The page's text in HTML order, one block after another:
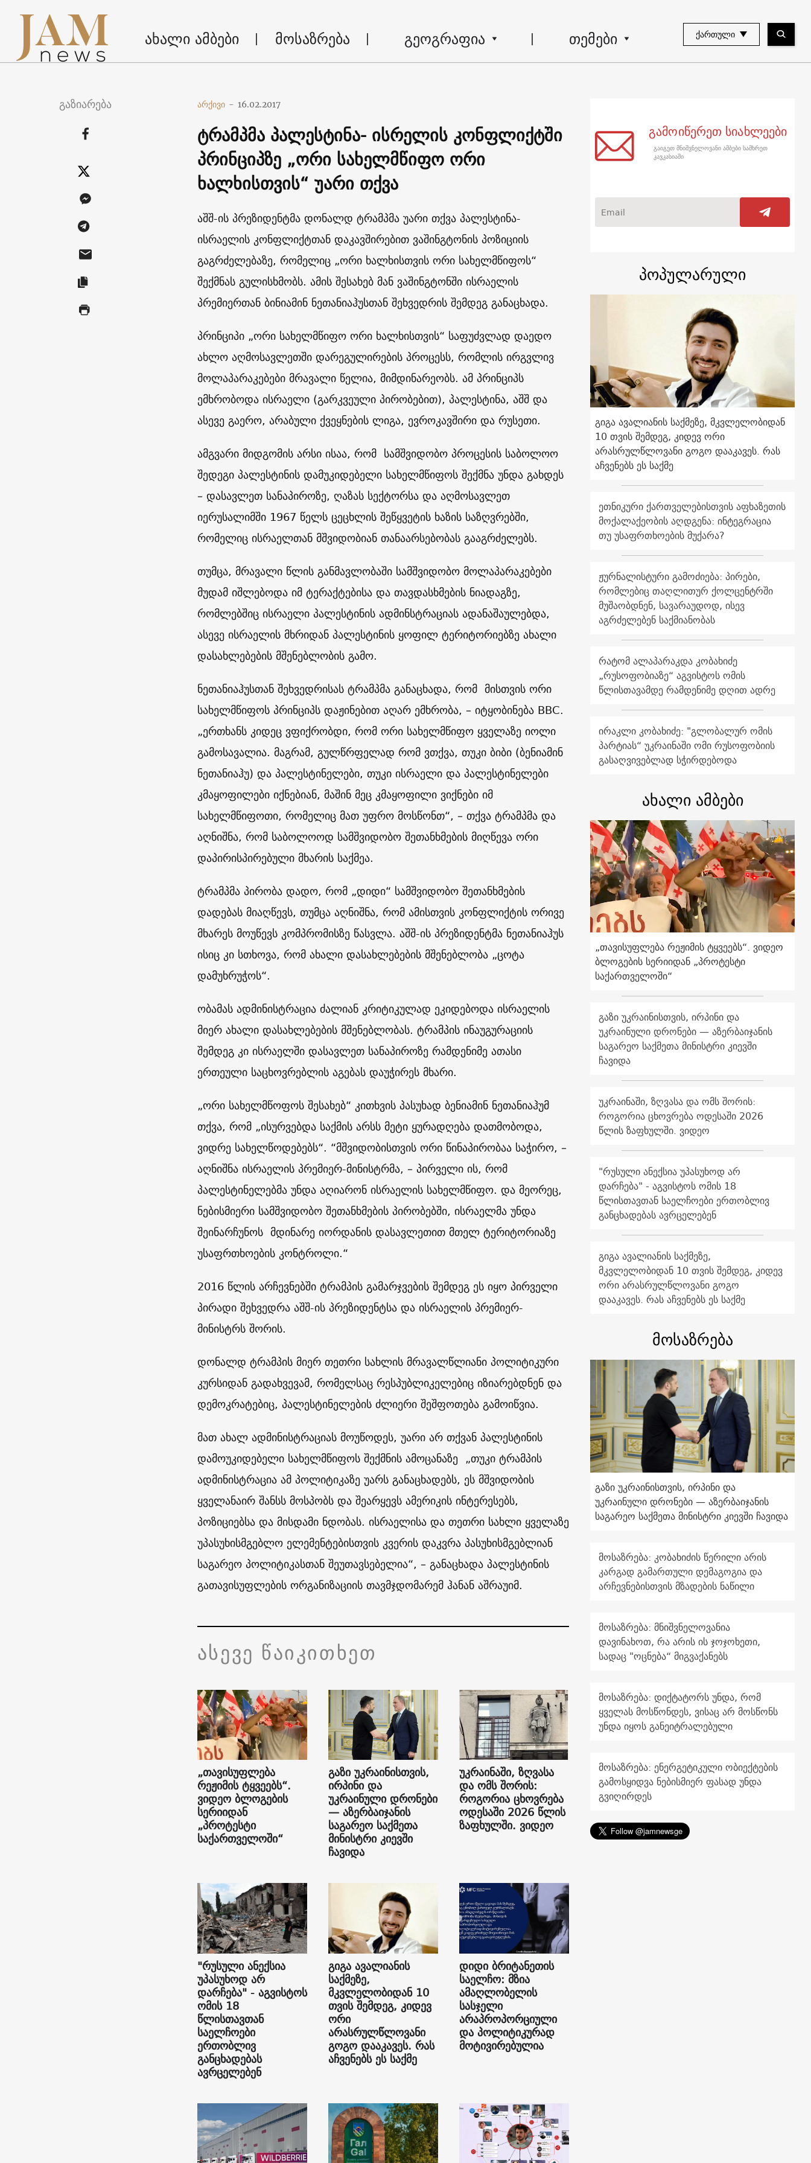
ახალი ამბები მოსაზრება გეოგრაფია თემები ᲥᲐᲠᲗᲣᲚᲘ
გაზიარება არქივი - 16.02.2017
ტრამპმა პალესტინა- ისრელის კონფლიქტში
პრინციპზე „ორი სახელმწიფო ორი
ხალხისთვის“ უარი თქვა
აშშ-ის პრეზიდენტმა დონალდ ტრამპმა უარი თქვა პალესტინა-
ისრაელის კონფლიქტთან დაკავშირებით ვაშინგტონის პოზიციის
გაგრძელებაზე, რომელიც „ორი ხალხისთვის ორი სახელმწიფოს“
შექმნას გულისხმობს. ამის შესახებ მან ვაშინგტონში ისრაელის
პრემიერთან ბინიამინ ნეთანიაჰუსთან შეხვედრის შემდეგ განაცხადა.
პრინციპი „ორი სახელმწიფო ორი ხალხისთვის“ საფუძვლად დაედო
ახლო აღმოსავლეთში დარეგულირების პროცესს, რომლის ირგვლივ
მოლაპარაკებები მრავალი წელია, მიმდინარეობს. ამ პრინციპს
ემხრობოდა ისრაელი (გარკვეული პირობებით), პალესტინა, აშშ და
ასევე გაერო, არაბული ქვეყნების ლიგა, ევროკავშირი და რუსეთი.
ამგვარი მიდგომის არსი ისაა, რომ სამშვიდობო პროცესის საბოლოო
შედეგი პალესტინის დამუკიდებელი სახელმწიფოს შექმნა უნდა გახდეს
– დასავლეთ სანაპიროზე, ღაზას სექტორსა და აღმოსავლეთ
იერუსალიმში 1967 წელს ცეცხლის შეწყვეტის ხაზის საზღვრებში,
რომელიც ისრაელთან მშვიდობიან თანაარსებობას გააგრძელებს.
თუმცა, მრავალი წლის განმავლობაში სამშვიდობო მოლაპარაკებები
მუდამ იშლებოდა იმ ტერაქტებისა და თავდასხმების ნიადაგზე,
რომლებშიც ისრაელი პალესტინის ადმინსტრაციას ადანაშაულებდა,
ასევე ისრაელის მხრიდან პალესტინის ყოფილ ტერიტორიებზე ახალი
დასახლებების მშენებლობის გამო.
ნეთანიაჰუსთან შეხვედრისას ტრამპმა განაცხადა, რომ მისთვის ორი
სახელმწიფოს პრინციპს დაჟინებით აღარ ემხრობა, – იტყობინება ВВС.
„ერთხანს კიდეც ვფიქრობდი, რომ ორი სახელმწიფო ყველაზე იოლი
გამოსავალია. მაგრამ, გულწრფელად რომ ვთქვა, თუკი ბიბი (ბენიამინ
ნეთანიაჰუ) და პალესტინელები, თუკი ისრაელი და პალესტინელები
კმაყოფილები იქნებიან, მაშინ მეც კმაყოფილი ვიქნები იმ
სახელმწიფოთი, რომელიც მათ უფრო მოსწონთ“, – თქვა ტრამპმა და
აღნიშნა, რომ საბოლოოდ სამშვიდობო შეთანხმების მიღწევა ორი
დაპირისპირებული მხარის საქმეა.
ტრამპმა პირობა დადო, რომ „დიდი“ სამშვიდობო შეთანხმების
დადებას მიაღწევს, თუმცა აღნიშნა, რომ ამისთვის კონფლიქტის ორივე
მხარეს მოუწევს კომპრომისზე წასვლა. აშშ-ის პრეზიდენტმა ნეთანიაჰუს
ისიც კი სთხოვა, რომ ახალი დასახლებების მშენებლობა „ცოტა
დამუხრუჭოს“.
ობამას ადმინისტრაცია ძალიან კრიტიკულად ეკიდებოდა ისრაელის
მიერ ახალი დასახლებების მშენებლობას. ტრამპის ინაუგურაციის
შემდეგ კი ისრაელში დასავლეთ სანაპიროზე რამდენიმე ათასი
ერთეული საცხოვრებლის აგებას დაუჭირეს მხარი.
„ორი სახელმწოფოს შესახებ“ კითხვის პასუხად ბენიამინ ნეთანიაჰუმ
თქვა, რომ „ისურვებდა საქმის არსს მეტი ყურადღება დათმობოდა,
ვიდრე სახელწოდებებს“. “მშვიდობისთვის ორი წინაპირობაა საჭირო, –
აღნიშნა ისრაელის პრემიერ-მინისტრმა, – პირველი ის, რომ
პალესტინელებმა უნდა აღიარონ ისრაელის სახელმწიფო. და მეორეც,
ნებისმიერი სამშვიდობო შეთანხმების პირობებში, ისრაელმა უნდა
შეინარჩუნოს მდინარე იორდანის დასავლეთით მთელ ტერიტორიაზე
უსაფრთხოების კონტროლი.“
2016 წლის არჩევნებში ტრამპის გამარჯვების შემდეგ ეს იყო პირველი
პირადი შეხვედრა აშშ-ის პრეზიდენტსა და ისრაელის პრემიერ-
მინისტრს შორის.
დონალდ ტრამპის მიერ თეთრი სახლის მრავალწლიანი პოლიტიკური
კურსიდან გადახვევამ, რომელსაც რესპუბლიკელებიც იზიარებდნენ და
დემოკრატებიც, პალესტინელების ძლიერი შეშფოთება გამოიწვია.
მათ ახალ ადმინისტრაციას მოუწოდეს, უარი არ თქვან პალესტინის
დამოუკიდებელი სახელმწიფოს შექმნის ამოცანაზე „თუკი ტრამპის
ადმინისტრაცია ამ პოლიტიკაზე უარს განაცხადებს, ეს მშვიდობის
ყველანაირ შანსს მოსპობს და შეარყევს ამერიკის ინტერესებს,
პოზიციებსა და მისდამი ნდობას. ისრაელისა და თეთრი სახლი ყველაზე
უპასუხისმგებლო ელემენტებისთვის კვერის დაკვრა პასუხისმგებლიან
საგარეო პოლიტიკასთან შეუთავსებელია“, – განაცხადა პალესტინის
გათავისუფლების ორგანიზაციის თავმჯდომარემ ჰანან აშრაუიმ.
ასევე წაიკითხეთ
„თავისუფლება
რეჟიმის ტყვეებს“.
ვიდეო ბლოგების
სერიიდან
„პროტესტი
საქართველოში“
გაზი უკრაინისთვის,
ირპინი და
უკრაინული დრონები
— აზერბაიჯანის
საგარეო საქმეთა
მინისტრი კიევში
ჩავიდა
უკრაინაში, ზღვასა
და ომს შორის:
როგორია ცხოვრება
ოდესაში 2026 წლის
ზაფხულში. ვიდეო
"რუსული ანექსია
უპასუხოდ არ
დარჩება" - აგვისტოს
ომის 18
წლისთავთან
საელჩოები
ერთობლივ
განცხადებას
ავრცელებენ
გიგა ავალიანის
საქმეზე,
მკვლელობიდან 10
თვის შემდეგ, კიდევ
ორი
არასრულწლოვანი
გოგო დააკავეს. რას
აჩვენებს ეს საქმე
დიდი ბრიტანეთის
საელჩო: მზია
ამაღლობელის
სასჯელი
არაპროპორციული
და პოლიტიკურად
მოტივირებულია
გამოიწერეთ სიახლეები
გაიგეთ მნიშვნელოვანი ამბები სამხრეთ
კავკასიაში
პოპულარული
გიგა ავალიანის საქმეზე, მკვლელობიდან
10 თვის შემდეგ, კიდევ ორი
არასრულწლოვანი გოგო დააკავეს. რას
აჩვენებს ეს საქმე
ეთნიკური ქართველებისთვის აფხაზეთის
მოქალაქეობის აღდგენა: ინტეგრაცია
თუ უსაფრთხოების მუქარა?
ჟურნალისტური გამოძიება: პირები,
რომლებიც თაღლითურ ქოლცენტრში
მუშაობდნენ, სავარაუდოდ, ისევ
აგრძელებენ საქმიანობას
რატომ ალაპარაკდა კობახიძე
„რუსოფობიაზე“ აგვისტოს ომის
წლისთავამდე რამდენიმე დღით ადრე
ირაკლი კობახიძე: "გლობალურ ომის
პარტიას“ უკრაინაში ომი რუსოფობიის
გასაღვივებლად სჭირდებოდა
ახალი ამბები
„თავისუფლება რეჟიმის ტყვეებს“. ვიდეო
ბლოგების სერიიდან „პროტესტი
საქართველოში“
გაზი უკრაინისთვის, ირპინი და
უკრაინული დრონები — აზერბაიჯანის
საგარეო საქმეთა მინისტრი კიევში
ჩავიდა
უკრაინაში, ზღვასა და ომს შორის:
როგორია ცხოვრება ოდესაში 2026
წლის ზაფხულში. ვიდეო
"რუსული ანექსია უპასუხოდ არ
დარჩება" - აგვისტოს ომის 18
წლისთავთან საელჩოები ერთობლივ
განცხადებას ავრცელებენ
გიგა ავალიანის საქმეზე,
მკვლელობიდან 10 თვის შემდეგ, კიდევ
ორი არასრულწლოვანი გოგო
დააკავეს. რას აჩვენებს ეს საქმე
მოსაზრება
გაზი უკრაინისთვის, ირპინი და
უკრაინული დრონები — აზერბაიჯანის
საგარეო საქმეთა მინისტრი კიევში ჩავიდა
მოსაზრება: კობახიძის წერილი არის
კარგად გამართული დემაგოგია და
არჩევნებისთვის მზადების ნაწილი
მოსაზრება: მნიშვნელოვანია
დავინახოთ, რა არის ის ჯოჯოხეთი,
სადაც "ოცნება“ მიგვაქანებს
მოსაზრება: დიქტატორს უნდა, რომ
ყველას მოსწონდეს, ვისაც არ მოსწონს
უნდა იყოს განეიტრალებული
მოსაზრება: ენერგეტიკული ობიექტების
გამოსყიდვა ნებისმიერ ფასად უნდა
გვიღირდეს